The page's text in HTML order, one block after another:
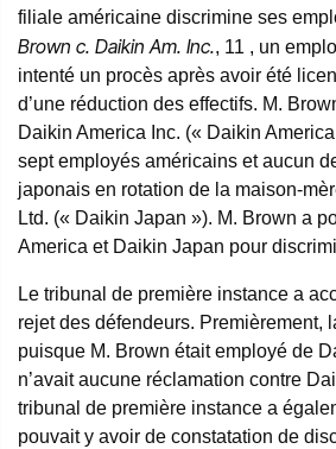
filiale américaine discrimine ses
Brown c. Daikin Am. Inc., 11 , un
intenté un procès après avoir été
d’une réduction des effectifs. M.
Daikin America Inc. (« Daikin
sept employés américains et aucun
japonais en rotation de la maison-
Ltd. (« Daikin Japan »). M. Brown a
America et Daikin Japan pour
Le tribunal de première instance a
rejet des défendeurs. Premièrement,
puisque M. Brown était employé de
n’avait aucune réclamation contre
tribunal de première instance a
pouvait y avoir de constatation de